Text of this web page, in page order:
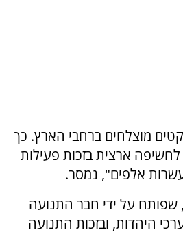
מוצלחים ברחבי הארץ. כך
ארצית בזכות פעילות
אלפים", נמסר.
שפותח על ידי חבר התנועה
היהדות, ובזכות התנועה